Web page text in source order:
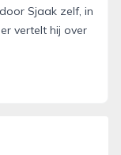
Sjaak zelf, in
vertelt hij over